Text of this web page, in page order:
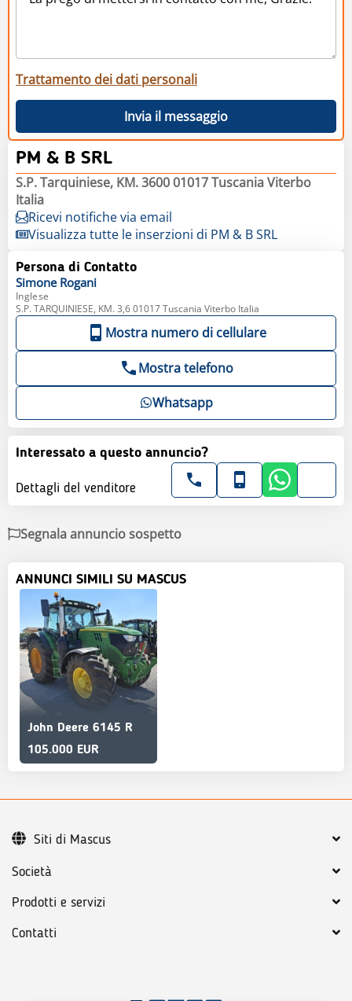
Trattamento dei dati personali
Invia il messaggio
PM & B SRL
S.P. Tarquiniese, KM. 3600 01017 Tuscania Viterbo
Italia
Ricevi notifiche via email
Visualizza tutte le inserzioni di PM & B SRL
Persona di Contatto
Simone Rogani
Inglese
S.P. TARQUINIESE, KM. 3,6 01017 Tuscania Viterbo Italia
Mostra numero di cellulare
Mostra telefono
Whatsapp
Interessato a questo annuncio?
Dettagli del venditore
Segnala annuncio sospetto
ANNUNCI SIMILI SU MASCUS
John Deere 6145 R
105.000 EUR
Società
Prodotti e servizi
Contatti
Siti di Mascus